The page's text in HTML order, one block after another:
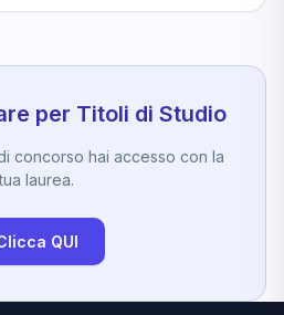
per Titoli di Studio
concorso hai accesso con la
tua laurea.
QUI